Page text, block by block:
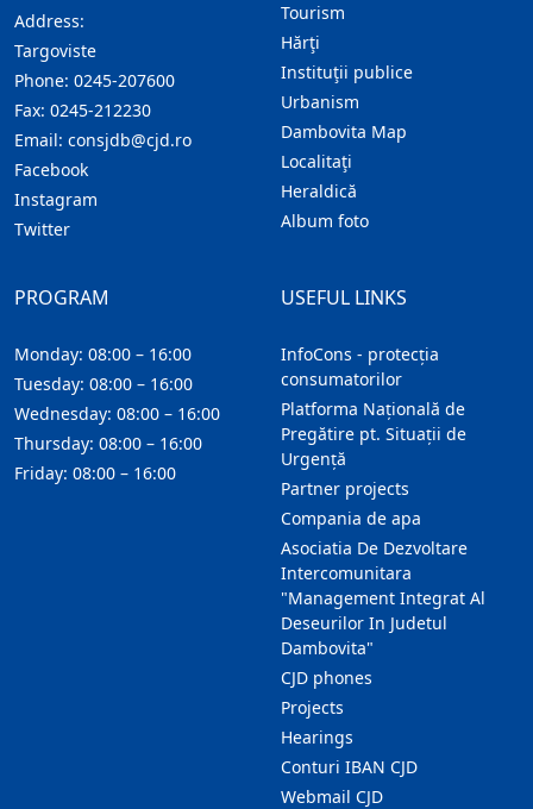
Address:
Targoviste
Phone: 0245-207600
Fax: 0245-212230
Email: consjdb@cjd.ro
Facebook
Instagram
Twitter
Tourism
Hărţi
Instituţii publice
Urbanism
Dambovita Map
Localitaţi
Heraldică
Album foto
USEFUL LINKS
InfoCons - protecția
consumatorilor
Platforma Națională de
Pregătire pt. Situații de
Urgență
Partner projects
Compania de apa
Asociatia De Dezvoltare
Intercomunitara
"Management Integrat Al
Deseurilor In Judetul
Dambovita"
CJD phones
Projects
Hearings
Conturi IBAN CJD
Webmail CJD
PROGRAM
Monday: 08:00 – 16:00
Tuesday: 08:00 – 16:00
Wednesday: 08:00 – 16:00
Thursday: 08:00 – 16:00
Friday: 08:00 – 16:00